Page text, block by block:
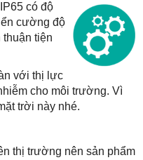
có độ
cường độ
tiện
với thị lực
cho môi trường. Vì
trời này nhé.
thị trường nên sản phẩm